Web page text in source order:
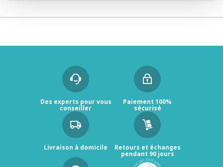
Des experts pour vous
conseiller
Paiement 100%
sécurisé
Livraison à domicile Retours et échanges
pendant 90 jours